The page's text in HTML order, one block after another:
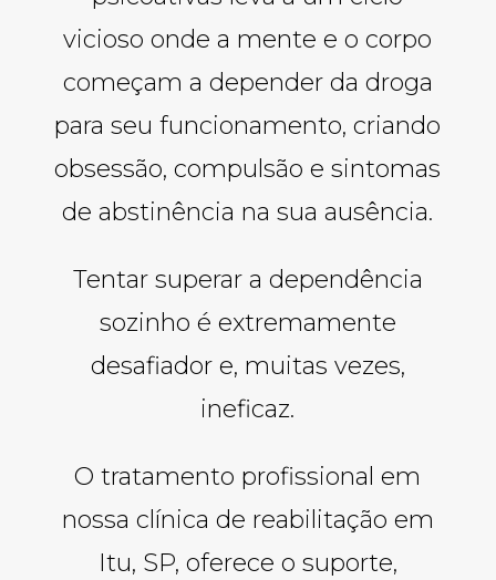
vicioso onde a mente e o corpo
começam a depender da droga
para seu funcionamento, criando
obsessão, compulsão e sintomas
de abstinência na sua ausência.
Tentar superar a dependência
sozinho é extremamente
desafiador e, muitas vezes,
ineficaz.
O tratamento profissional em
nossa clínica de reabilitação em
Itu, SP, oferece o suporte,